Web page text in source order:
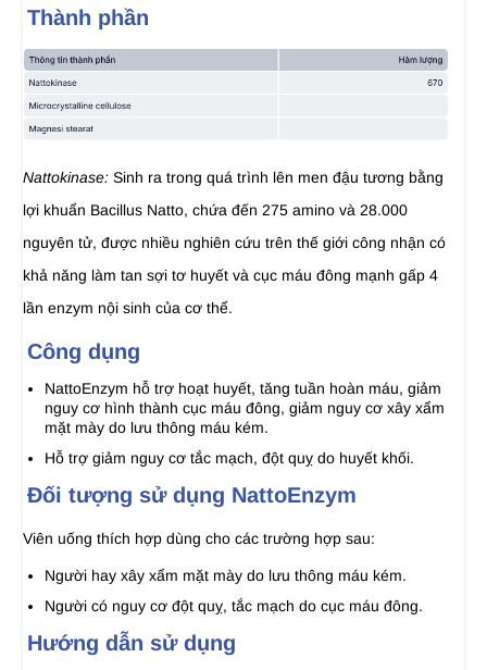
Thành phần
Nattokinase: Sinh ra trong quá trình lên men đậu tương bằng
lợi khuẩn Bacillus Natto, chứa đến 275 amino và 28.000
nguyên tử, được nhiều nghiên cứu trên thế giới công nhận có
khả năng làm tan sợi tơ huyết và cục máu đông mạnh gấp 4
lần enzym nội sinh của cơ thể.
Công dụng
NattoEnzym hỗ trợ hoạt huyết, tăng tuần hoàn máu, giảm
nguy cơ hình thành cục máu đông, giảm nguy cơ xây xẩm
mặt mày do lưu thông máu kém.
Hỗ trợ giảm nguy cơ tắc mạch, đột quỵ do huyết khối.
Đối tượng sử dụng NattoEnzym
Viên uống thích hợp dùng cho các trường hợp sau:
Người hay xây xẩm mặt mày do lưu thông máu kém.
Người có nguy cơ đột quỵ, tắc mạch do cục máu đông.
Hướng dẫn sử dụng